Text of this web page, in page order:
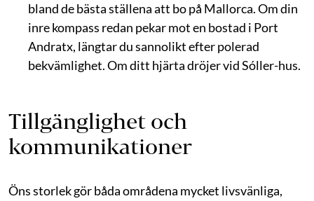
bland de bästa ställena att bo på Mallorca. Om din
inre kompass redan pekar mot en bostad i Port
Andratx, längtar du sannolikt efter polerad
bekvämlighet. Om ditt hjärta dröjer vid Sóller-hus.
Tillgänglighet och
kommunikationer
Öns storlek gör båda områdena mycket livsvänliga,